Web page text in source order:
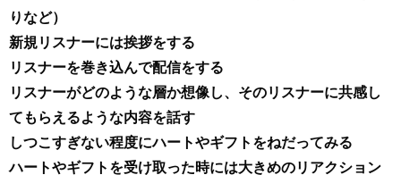
りなど）
新規リスナーには挨拶をする
リスナーを巻き込んで配信をする
リスナーがどのような層か想像し、そのリスナーに共感し
てもらえるような内容を話す
しつこすぎない程度にハートやギフトをねだってみる
ハートやギフトを受け取った時には大きめのリアクション